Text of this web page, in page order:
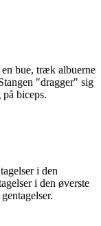
en bue, træk albuerne
"dragger" sig
biceps.
i den
i den øverste